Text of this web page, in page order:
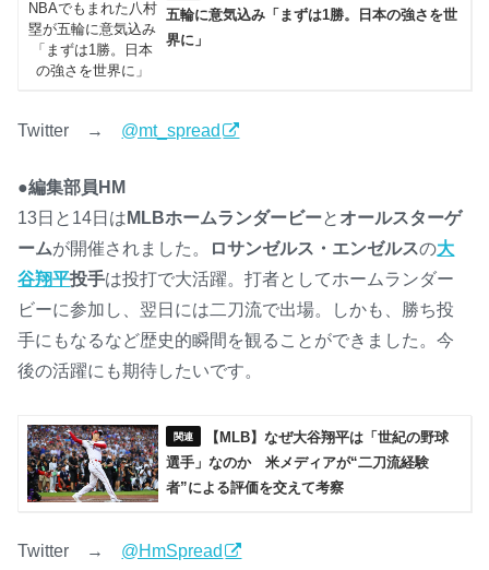
五輪に意気込み「まずは1勝。日本の強さを世
界に」
Twitter → @mt_spread
●編集部員HM
13日と14日は MLBホームランダービーと オールスターゲ
ームが開催されました。 ロサンゼルス・エンゼルスの大
谷翔平投手は投打で大活躍。打者としてホームランダー
ビーに参加し、翌日には二刀流で出場。しかも、勝ち投
手にもなるなど歴史的瞬間を観ることができました。今
後の活躍にも期待したいです。
【MLB】なぜ大谷翔平は「世紀の野球
選手」なのか 米メディアが“二刀流経験
者”による評価を交えて考察
Twitter → @HmSpread